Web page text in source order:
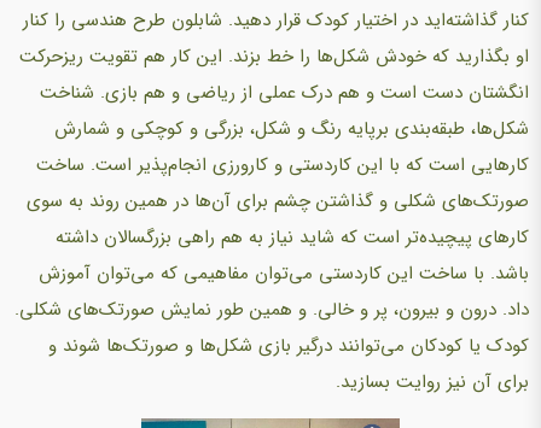
کنار گذاشته‌اید در اختیار کودک قرار دهید. شابلون طرح هندسی را کنار
او بگذارید که خودش شکل‌ها را خط بزند. این کار هم تقویت ریزحرکت
انگشتان دست است و هم درک عملی از ریاضی و هم بازی. شناخت
شکل‌ها، طبقه‌بندی برپایه رنگ و شکل، بزرگی و کوچکی و شمارش
کارهایی است که با این کاردستی و کارورزی انجام‌پذیر است. ساخت
صورتک‌های شکلی و گذاشتن چشم برای آن‌ها در همین روند به سوی
کارهای پیچیده‌تر است که شاید نیاز به هم راهی بزرگسالان داشته
باشد. با ساخت این کاردستی می‌توان مفاهیمی که می‌توان آموزش
داد. درون و بیرون، پر و خالی. و همین طور نمایش صورتک‌های شکلی.
کودک یا کودکان می‌توانند درگیر بازی شکل‌ها و صورتک‌ها شوند و
برای آن نیز روایت بسازید.